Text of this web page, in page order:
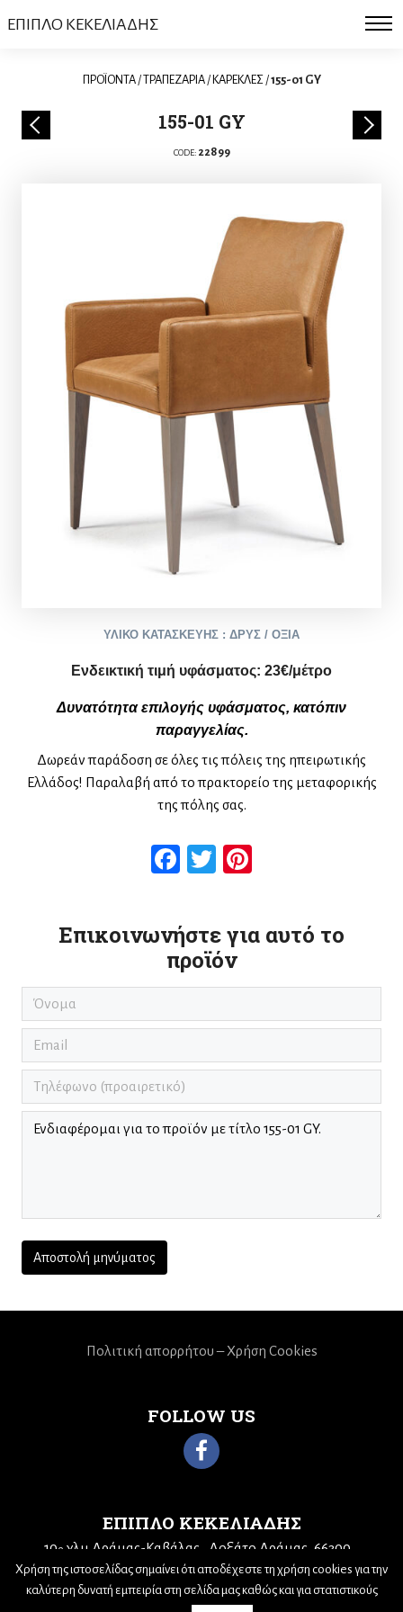
ΕΠΙΠΛΟ ΚΕΚΕΛΙΑΔΗΣ
ΠΡΟΪΟΝΤΑ/ΤΡΑΠΕΖΑΡΙΑ/ ΚΑΡΕΚΛΕΣ/155-01 GY
155-01 GY
CODE: 22899
ΥΛΙΚΟ ΚΑΤΑΣΚΕΥΗΣ : ΔΡΥΣ / ΟΞΙΑ
Ενδεικτική τιμή υφάσματος: 23€/μέτρο
Δυνατότητα επιλογής υφάσματος, κατόπιν
παραγγελίας.
Δωρεάν παράδοση σε όλες τις πόλεις της ηπειρωτικής
Ελλάδος! Παραλαβή από το πρακτορείο της μεταφορικής
της πόλης σας.
Facebook
Twitter
Επικοινωνήστε για αυτό το
προϊόν
ΕΠΙΠΛΟ ΚΕΚΕΛΙΑΔΗΣ
10ο χλμ Δράμας-Καβάλας
Δοξάτο Δράμας, 66300
Τηλ: 25210 68943 Email:kekeliadis@otenet.gr
FOLLOW US
Πολιτική απορρήτου – Χρήση Cookies
Χρήση της ιστοσελίδας σημαίνει ότι αποδέχεστε τη χρήση cookies για την
καλύτερη δυνατή εμπειρία στη σελίδα μας καθώς και για στατιστικούς